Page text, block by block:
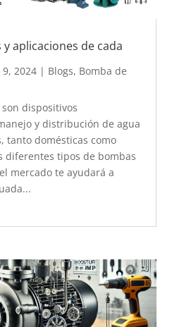
aplicaciones de cada
9, 2024 | Blogs, Bomba de
dispositivos
y distribución de agua
tanto domésticas como
diferentes tipos de bombas
mercado te ayudará a